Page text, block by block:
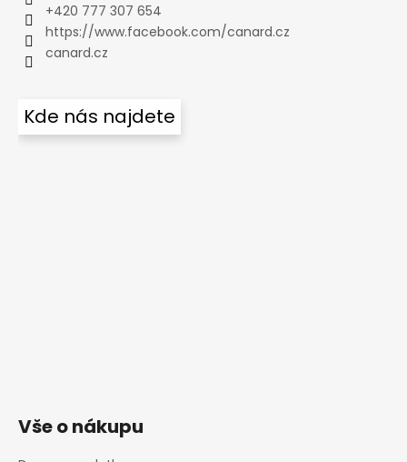
+420 777 307 654
https://www.facebook.com/canard.cz
canard.cz
Kde nás najdete
Vše o nákupu